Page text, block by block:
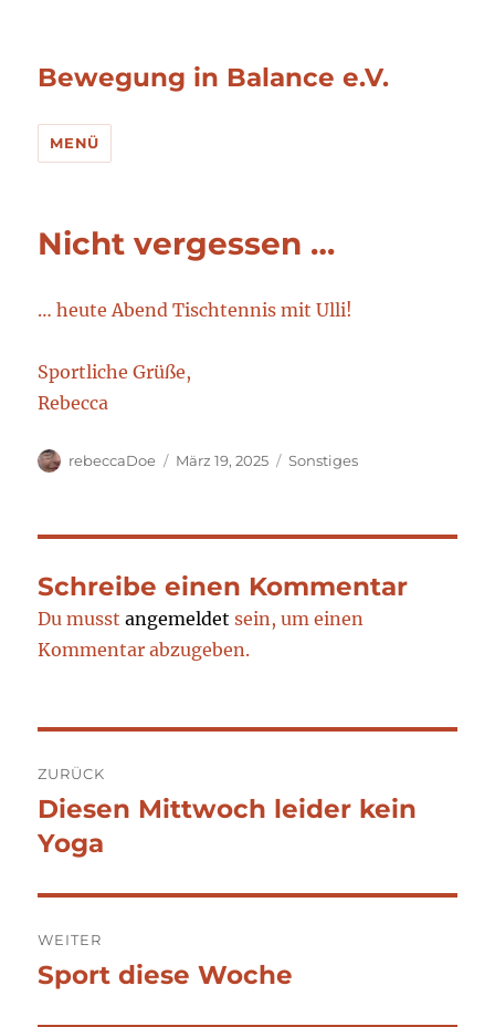
Bewegung in Balance e.V.
MENÜ
Nicht vergessen …
… heute Abend Tischtennis mit Ulli!
Sportliche Grüße,
Rebecca
Autor
rebeccaDoe
Veröffentlicht
März 19, 2025 Kategorien
Sonstiges
Schreibe einen Kommentar
Du musstangemeldet sein, um einen
Kommentar abzugeben.
ZURÜCK
Vorheriger
Beitrag:
Diesen Mittwoch leider kein
Yoga
WEITER
Nächster
Sport diese Woche